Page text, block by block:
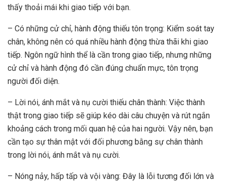
thấy thoải mái khi giao tiếp với bạn.
– Có những cử chỉ, hành động thiếu tôn trọng: Kiểm soát tay
chân, không nên có quá nhiều hành động thừa thãi khi giao
tiếp. Ngôn ngữ hình thể là cần trong giao tiếp, nhưng những
cử chỉ và hành động đó cần đúng chuẩn mực, tôn trọng
người đối diện.
– Lời nói, ánh mắt và nụ cười thiếu chân thành: Việc thành
thật trong giao tiếp sẽ giúp kéo dài câu chuyện và rút ngắn
khoảng cách trong mối quan hệ của hai người. Vậy nên, bạn
cần tạo sự thân mật với đối phương bằng sự chân thành
trong lời nói, ánh mắt và nụ cười.
– Nóng nảy, hấp tấp và vội vàng: Đây là lỗi tương đối lớn và